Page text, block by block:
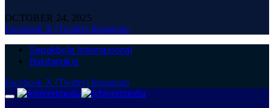
OCTOBER 24, 2025
Facebook X (Twitter) Instagram
Sepakbola Internasional
Bulutangkis
Facebook X (Twitter) Instagram